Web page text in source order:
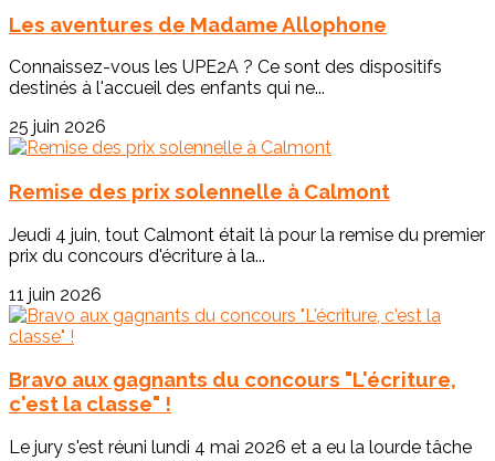
Les aventures de Madame Allophone
Connaissez-vous les UPE2A ? Ce sont des dispositifs
destinés à l'accueil des enfants qui ne...
25 juin 2026
Remise des prix solennelle à Calmont
Jeudi 4 juin, tout Calmont était là pour la remise du premier
prix du concours d'écriture à la...
11 juin 2026
Bravo aux gagnants du concours "L'écriture,
c'est la classe" !
Le jury s'est réuni lundi 4 mai 2026 et a eu la lourde tâche